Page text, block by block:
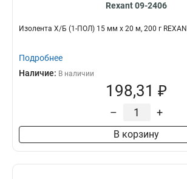
Rexant 09-2406
Изолента Х/Б (1-ПОЛ) 15 мм х 20 м, 200 г
Подробнее
Наличие: В наличии
198,31 ₽
– +
В корзину